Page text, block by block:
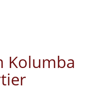
Kolumba